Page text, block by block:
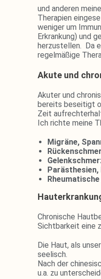
und anderen
Therapien
weniger um
Erkrankung) und
herzustellen. Da
regelmäßige
Akute und
Akuter und
bereits beseitigt
Zeit
Ich richte meine
Migräne,
Parästhesien,
Chronische
Sichtbarkeit eine
Die Haut, als
seelisch.
Nach der
u.a. zu